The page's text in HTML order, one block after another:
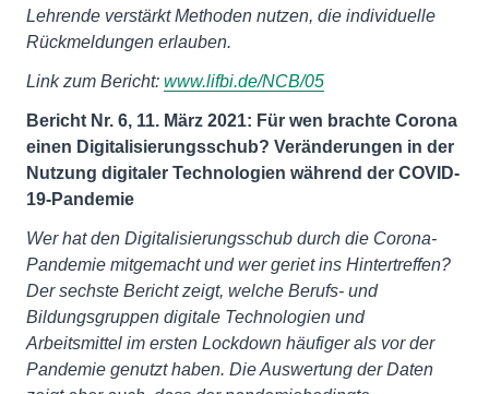
Lehrende verstärkt Methoden nutzen, die individuelle
Rückmeldungen erlauben.
Link zum Bericht: www.lifbi.de/NCB/05
Bericht Nr. 6, 11. März 2021: Für wen brachte Corona
einen Digitalisierungsschub? Veränderungen in der
Nutzung digitaler Technologien während der COVID-
19-Pandemie
Wer hat den Digitalisierungsschub durch die Corona-
Pandemie mitgemacht und wer geriet ins Hintertreffen?
Der sechste Bericht zeigt, welche Berufs- und
Bildungsgruppen digitale Technologien und
Arbeitsmittel im ersten Lockdown häufiger als vor der
Pandemie genutzt haben. Die Auswertung der Daten